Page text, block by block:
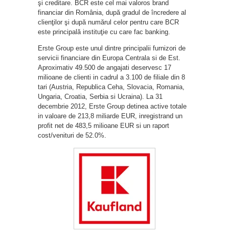
şi creditare. BCR este cel mai valoros brand
financiar din România, după gradul de încredere al
clienţilor şi după numărul celor pentru care BCR
este principală instituţie cu care fac banking.
Erste Group este unul dintre principalii furnizori de
servicii financiare din Europa Centrala si de Est.
Aproximativ 49.500 de angajati deservesc 17
milioane de clienti in cadrul a 3.100 de filiale din 8
tari (Austria, Republica Ceha, Slovacia, Romania,
Ungaria, Croatia, Serbia si Ucraina). La 31
decembrie 2012, Erste Group detinea active totale
in valoare de 213,8 miliarde EUR, inregistrand un
profit net de 483,5 milioane EUR si un raport
cost/venituri de 52.0%.